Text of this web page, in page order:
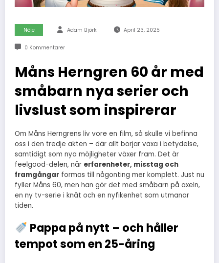
Nöje Adam Björk April 23, 2025
0 Kommentarer
Måns Herngren 60 år med
småbarn nya serier och
livslust som inspirerar
Om Måns Herngrens liv vore en film, så skulle vi befinna
oss i den tredje akten – där allt börjar växa i betydelse,
samtidigt som nya möjligheter växer fram. Det är
feelgood-delen, när erfarenheter, misstag och
framgångar formas till någonting mer komplett. Just nu
fyller Måns 60, men han gör det med småbarn på axeln,
en ny tv-serie i knät och en nyfikenhet som utmanar
tiden.
Pappa på nytt – och håller
tempot som en 25-åring